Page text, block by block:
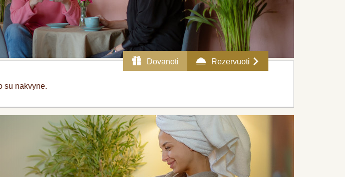
su nakvyne.
Rezervuoti
Dovanoti